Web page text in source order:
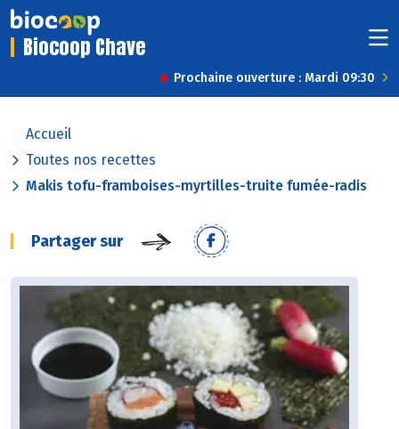
Biocoop Chave
Prochaine ouverture : Mardi 09:30
Accueil
Toutes nos recettes
Makis tofu-framboises-myrtilles-truite fumée-radis
Partager sur